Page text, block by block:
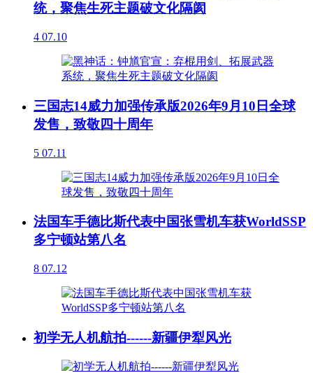
统，聚焦生死主题破文化隔阂
4 07.10
三国志14威力加强传承版2026年9月10日全球
发售，致敬四十周年
5 07.11
法国车手德比斯代表中国张雪机车获WorldSSP
多宁顿站第八名
8 07.12
初学无人机航拍------新疆伊犁风光